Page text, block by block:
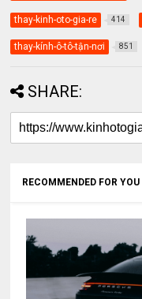
thay-kinh-oto-gia-re 414
thay-kính-ô-tô-tận-nơi 851
SHARE:
RECOMMENDED FOR YOU